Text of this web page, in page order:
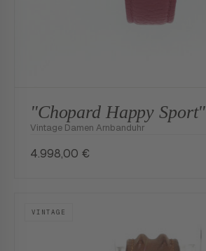
"Chopard Happy Sport"
Vintage Damen Arnbanduhr
4.998,00 €
VINTAGE